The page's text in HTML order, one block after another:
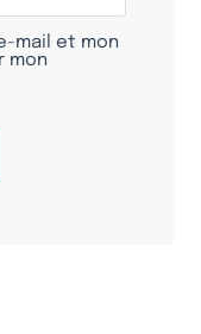
mail et mon
mon